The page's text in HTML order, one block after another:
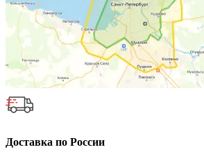
Доставка по России